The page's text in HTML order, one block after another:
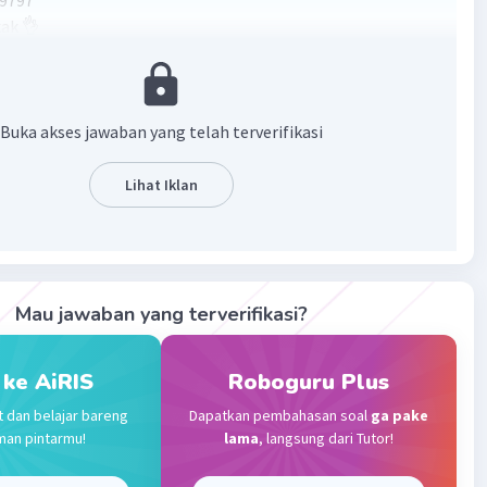
Balas
777.5665297969
Level 1
·0.0(0)
Buka akses jawaban yang telah terverifikasi
Lihat Iklan
Mau jawaban yang terverifikasi?
AiRIS
dan belajar bareng
pintarmu!
Roboguru Plus
Dapatkan pembahasan soal ga pake
lama, langsung dari Tutor!